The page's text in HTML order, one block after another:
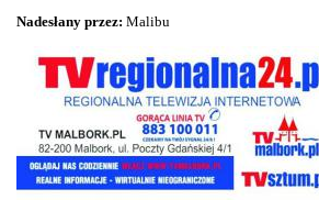
Nadesłany przez: Malibu